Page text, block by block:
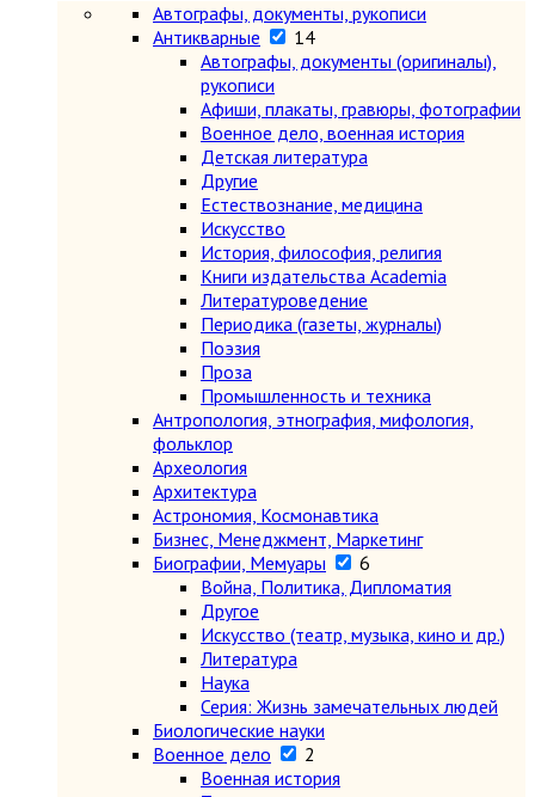
Автографы, документы, рукописи
Антикварные
14
Автографы, документы (оригиналы),
рукописи
Афиши, плакаты, гравюры, фотографии
Военное дело, военная история
Детская литература
Другие
Естествознание, медицина
Искусство
История, философия, религия
Книги издательства Academia
Литературоведение
Периодика (газеты, журналы)
Поэзия
Проза
Промышленность и техника
Антропология, этнография, мифология,
фольклор
Археология
Архитектура
Астрономия, Космонавтика
Бизнес, Менеджмент, Маркетинг
Биографии, Мемуары
6
Война, Политика, Дипломатия
Другое
Искусство (театр, музыка, кино и др.)
Литература
Наука
Серия: Жизнь замечательных людей
Биологические науки
Военное дело
2
Военная история